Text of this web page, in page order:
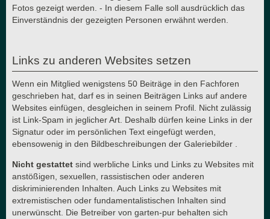
Fotos gezeigt werden. - In diesem Falle soll ausdrücklich das
Einverständnis der gezeigten Personen erwähnt werden.
Links zu anderen Websites setzen
Wenn ein Mitglied wenigstens 50 Beiträge in den Fachforen
geschrieben hat, darf es in seinen Beiträgen Links auf andere
Websites einfügen, desgleichen in seinem Profil. Nicht zulässig
ist Link-Spam in jeglicher Art. Deshalb dürfen keine Links in der
Signatur oder im persönlichen Text eingefügt werden,
ebensowenig in den Bildbeschreibungen der Galeriebilder .
Nicht gestattet sind werbliche Links und Links zu Websites mit
anstößigen, sexuellen, rassistischen oder anderen
diskriminierenden Inhalten. Auch Links zu Websites mit
extremistischen oder fundamentalistischen Inhalten sind
unerwünscht. Die Betreiber von garten-pur behalten sich